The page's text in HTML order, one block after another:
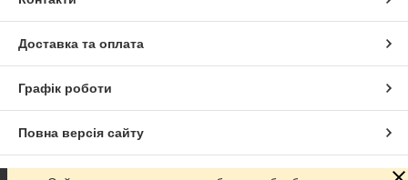
Доставка та оплата
Графік роботи
Повна версія сайту